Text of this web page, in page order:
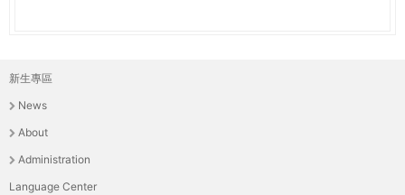
主
選
單
新生專區
News
About
Administration
Language Center